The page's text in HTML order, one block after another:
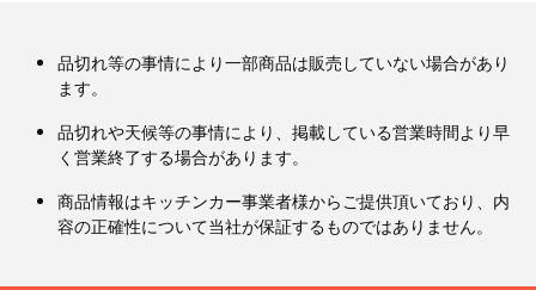
品切れ等の事情により一部商品は販売していない場合があり
ます。
品切れや天候等の事情により、掲載している営業時間より早
く営業終了する場合があります。
商品情報はキッチンカー事業者様からご提供頂いており、内
容の正確性について当社が保証するものではありません。